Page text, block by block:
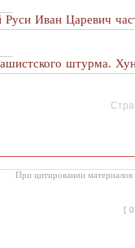
Руси Иван Царевич
штурма.
При цитировании материалов
[